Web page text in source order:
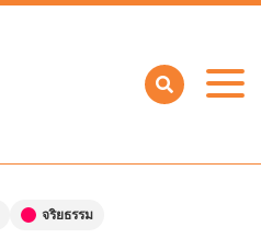
Open
จริยธรรม